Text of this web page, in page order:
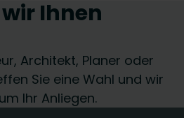
Ihnen
Architekt, Planer oder
Sie eine Wahl und wir
Ihr Anliegen.